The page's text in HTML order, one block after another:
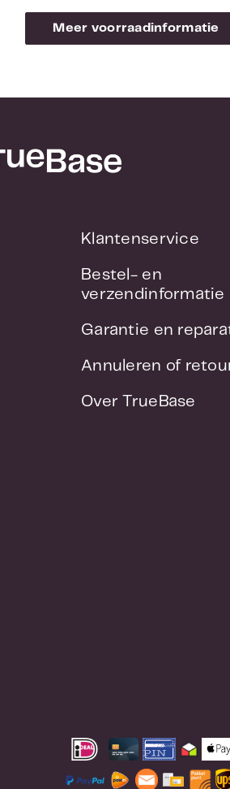
Meer voorraadinformatie
Klantenservice
Bestel- en
verzendinformatie
Garantie en
Annuleren of
Over TrueBase